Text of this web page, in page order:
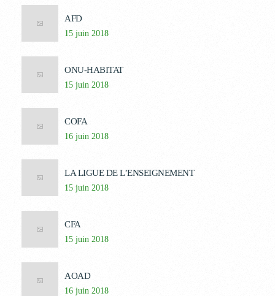
AFD
15 juin 2018
ONU-HABITAT
15 juin 2018
COFA
16 juin 2018
LA LIGUE DE L’ENSEIGNEMENT
15 juin 2018
CFA
15 juin 2018
AOAD
16 juin 2018